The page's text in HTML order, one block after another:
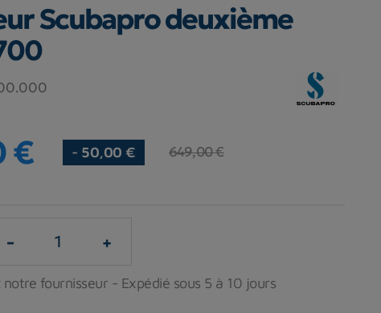
Scubapro deuxième
€ - 50,00 € 649,00 €
- +
notre fournisseur - Expédié sous 5 à 10 jours